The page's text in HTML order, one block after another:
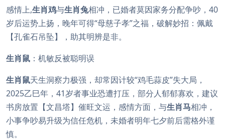
感情上,生肖鸡与生肖兔相冲，已婚者莫因家务分配争吵，40
岁后运势上扬，晚年可得“母慈子孝”之福，破解妙招：佩戴
【孔雀石吊坠】，助其明辨是非。
生肖鼠 ：机敏反被聪明误
生肖鼠天生洞察力极强，却常因计较“鸡毛蒜皮”失大局，
2025乙巳年，41岁者事业恐遭打压，部分人郁郁寡欢，建议
书房放置【文昌塔】催旺文运，感情方面，与生肖马相冲，
小事争吵易升级为信任危机，未婚者明年七夕前后需格外谨
慎。